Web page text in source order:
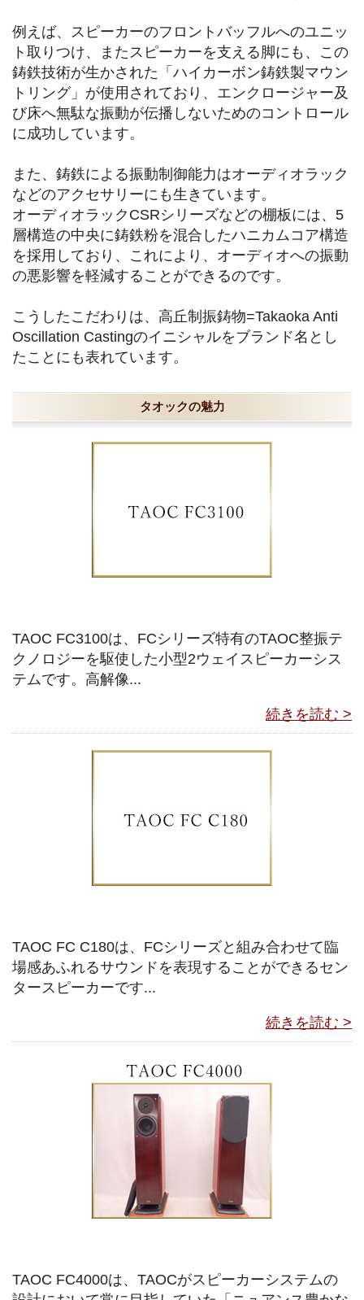
例えば、スピーカーのフロントバッフルへのユニッ
ト取りつけ、またスピーカーを支える脚にも、この
鋳鉄技術が生かされた「ハイカーボン鋳鉄製マウン
トリング」が使用されており、エンクロージャー及
び床へ無駄な振動が伝播しないためのコントロール
に成功しています。
また、鋳鉄による振動制御能力はオーディオラック
などのアクセサリーにも生きています。
オーディオラックCSRシリーズなどの棚板には、5
層構造の中央に鋳鉄粉を混合したハニカムコア構造
を採用しており、これにより、オーディオへの振動
の悪影響を軽減することができるのです。
こうしたこだわりは、高丘制振鋳物=Takaoka Anti
Oscillation Castingのイニシャルをブランド名とし
たことにも表れています。
タオックの魅力
TAOC FC3100は、FCシリーズ特有のTAOC整振テ
クノロジーを駆使した小型2ウェイスピーカーシス
テムです。高解像...
続きを読む >
TAOC FC C180は、FCシリーズと組み合わせて臨
場感あふれるサウンドを表現することができるセン
タースピーカーです...
続きを読む >
TAOC FC4000は、TAOCがスピーカーシステムの